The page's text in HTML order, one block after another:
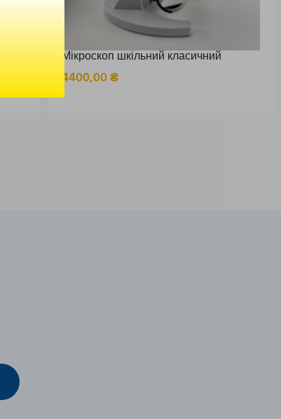
Мікроскоп шкільний класичний
4400,00₴